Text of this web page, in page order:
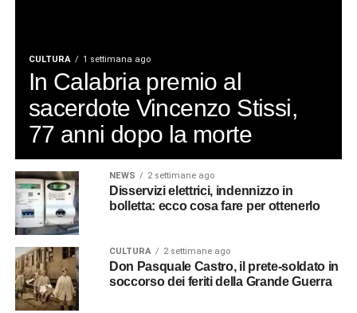
CULTURA 1 settimana ago
In Calabria premio al
sacerdote Vincenzo Stissi,
77 anni dopo la morte
NEWS 2 settimane ago
Disservizi elettrici, indennizzo in
bolletta: ecco cosa fare per ottenerlo
CULTURA 2 settimane ago
Don Pasquale Castro, il prete-soldato in
soccorso dei feriti della Grande Guerra